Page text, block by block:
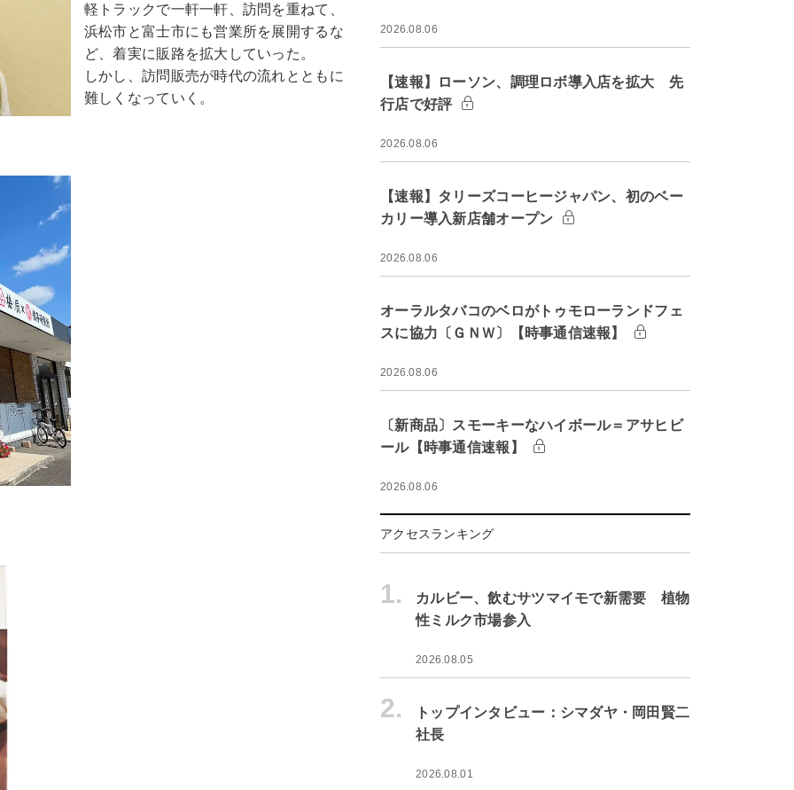
軽トラックで一軒一軒、訪問を重ねて、
浜松市と富士市にも営業所を展開するな
ど、着実に販路を拡大していった。
しかし、訪問販売が時代の流れとともに
難しくなっていく。
2026.08.06
【速報】ローソン、調理ロボ導入店を拡大 先
行店で好評
2026.08.06
【速報】タリーズコーヒージャパン、初のベー
カリー導入新店舗オープン
2026.08.06
オーラルタバコのベロがトゥモローランドフェ
スに協力〔ＧＮＷ〕【時事通信速報】
2026.08.06
〔新商品〕スモーキーなハイボール＝アサヒビ
ール【時事通信速報】
2026.08.06
アクセスランキング
1.
カルビー、飲むサツマイモで新需要 植物
性ミルク市場参入
2026.08.05
2.
トップインタビュー：シマダヤ・岡田賢二
社長
2026.08.01